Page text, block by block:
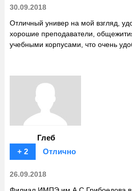
30.09.2018
Отличный универ на мой взгляд,
хорошие преподаватели,
учебными корпусами, что очень
Глеб
+ 2
Отлично
26.09.2018